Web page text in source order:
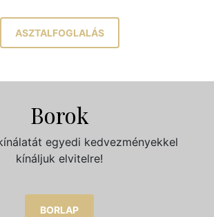
ASZTALFOGLALÁS
Borok
egyedi kedvezményekkel
kínáljuk elvitelre!
BORLAP